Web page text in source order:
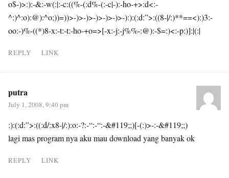
o$-)>:):-&:-w(:|:-c:((%-(:d%-(:-c|-):-ho-+>:d<:-
^:)^:o):@):^o;))=))>-)>-)>-)>-)>-)>-):):(:d:”>:((8-|/:)**==<):)3:-
oo:-)%-((*)8-x:-t:-t:-ho-+o=>[-x:-j:-j%%-:@):-$=:)<:-p:)]:|(:|
REPLY LINK
putra
July 1, 2008, 9:40 pm
:):(:d:”>:((:d/:x8-|/:):o:-?:-“:-“:-&#119;;)[-(:)>-:-&#119;;)
lagi mas program nya aku mau download yang banyak ok
REPLY LINK